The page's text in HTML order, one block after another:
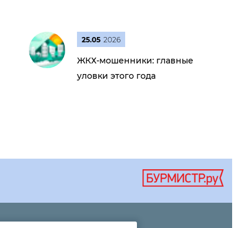
25.05 2026
ЖКХ-мошенники: главные
уловки этого года